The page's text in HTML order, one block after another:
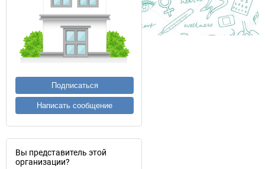
Подписаться
Написать сообщение
Вы представитель этой
организации?